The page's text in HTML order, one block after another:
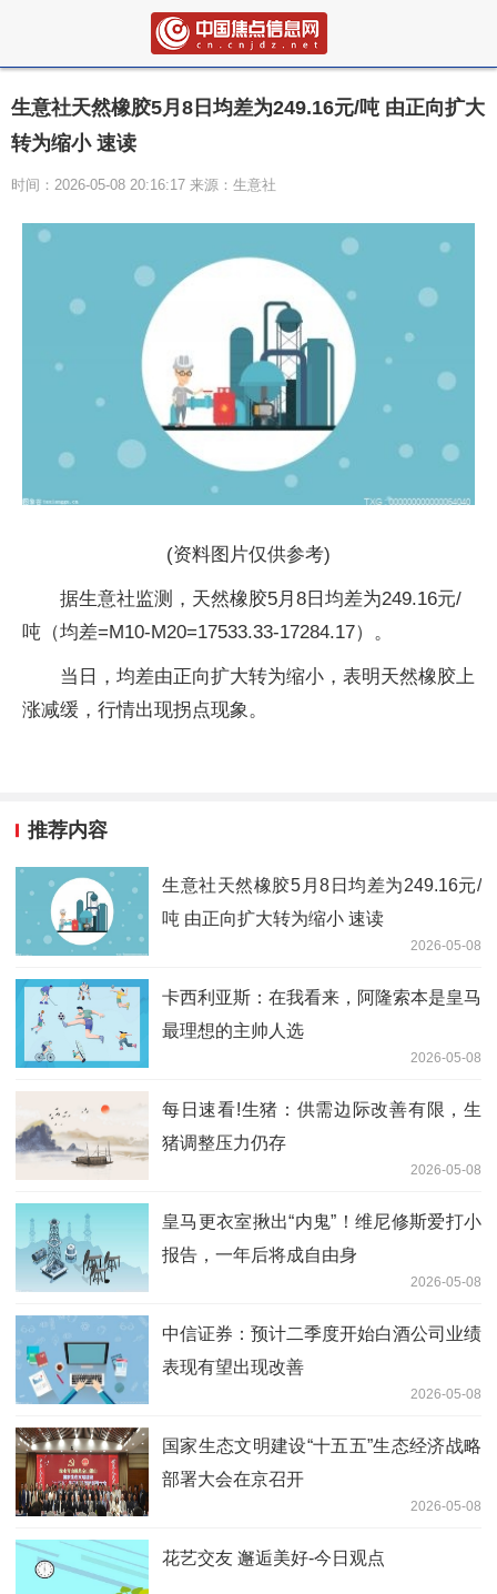
生意社天然橡胶5月8日均差为249.16元/吨 由正向扩大
转为缩小 速读
时间：2026-05-08 20:16:17 来源：生意社
(资料图片仅供参考)
据生意社监测，天然橡胶5月8日均差为249.16元/
吨（均差=M10-M20=17533.33-17284.17）。
当日，均差由正向扩大转为缩小，表明天然橡胶上
涨减缓，行情出现拐点现象。
推荐内容
生意社天然橡胶5月8日均差为249.16元/
吨 由正向扩大转为缩小 速读
2026-05-08
卡西利亚斯：在我看来，阿隆索本是皇马
最理想的主帅人选
2026-05-08
每日速看!生猪：供需边际改善有限，生
猪调整压力仍存
2026-05-08
皇马更衣室揪出“内鬼”！维尼修斯爱打小
报告，一年后将成自由身
2026-05-08
中信证券：预计二季度开始白酒公司业绩
表现有望出现改善
2026-05-08
国家生态文明建设“十五五”生态经济战略
部署大会在京召开
2026-05-08
花艺交友 邂逅美好-今日观点